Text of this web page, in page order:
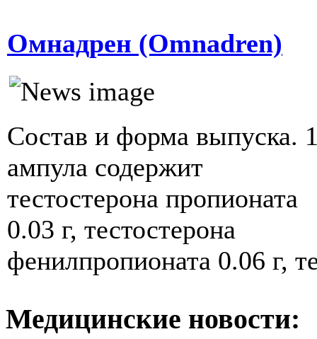
Омнадрен (Omnadren)
Состав и форма выпуска.
ампула содержит
тестостерона пропионата
0.03 г, тестостерона
фенилпропионата 0.06 г,
Медицинские новости: